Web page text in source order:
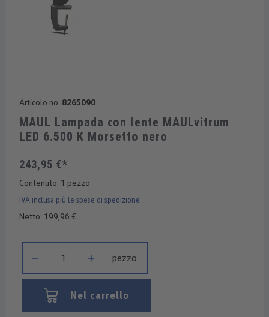
Articolo no: 8265090
MAUL Lampada con lente MAULvitrum
LED 6.500 K Morsetto nero
243,95 €*
Contenuto: 1 pezzo
IVA inclusa più le spese di spedizione
Netto: 199,96 €
pezzo
Nel carrello